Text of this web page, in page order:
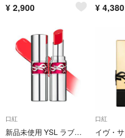
¥ 2,900 ¥ 4,380
口紅
新品未使用 YSL ラブシャイン キャンディグレーズ 11
口紅